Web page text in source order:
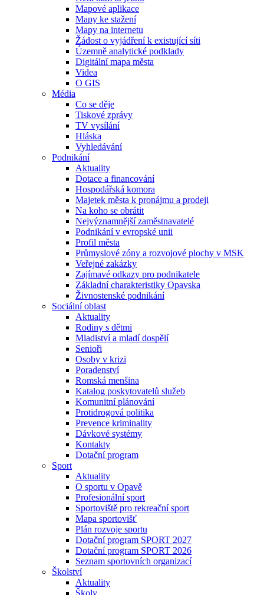
Mapové aplikace
Mapy ke stažení
Mapy na internetu
Žádost o vyjádření k existující síti
Územně analytické podklady
Digitální mapa města
Videa
O GIS
Média
Co se děje
Tiskové zprávy
TV vysílání
Hláska
Vyhledávání
Podnikání
Aktuality
Dotace a financování
Hospodářská komora
Majetek města k pronájmu a prodeji
Na koho se obrátit
Nejvýznamnější zaměstnavatelé
Podnikání v evropské unii
Profil města
Průmyslové zóny a rozvojové plochy v MSK
Veřejné zakázky
Zajímavé odkazy pro podnikatele
Základní charakteristiky Opavska
Živnostenské podnikání
Sociální oblast
Aktuality
Rodiny s dětmi
Mladiství a mladí dospělí
Senioři
Osoby v krizi
Poradenství
Romská menšina
Katalog poskytovatelů služeb
Komunitní plánování
Protidrogová politika
Prevence kriminality
Dávkové systémy
Kontakty
Dotační program
Sport
Aktuality
O sportu v Opavě
Profesionální sport
Sportoviště pro rekreační sport
Mapa sportovišť
Plán rozvoje sportu
Dotační program SPORT 2027
Dotační program SPORT 2026
Seznam sportovních organizací
Školství
Aktuality